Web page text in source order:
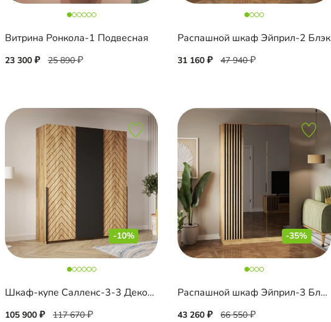
Витрина Ронкола-1 Подвесная
23 300 25 890
Распашной шкаф Эйприл-2 Блэк
31 160 47 940
-10%
Шкаф-купе Салленс-3-3 Декор 1
105 900 117 670
-35%
Распашной шкаф Эйприл-3 Блэк с зеркалом
43 260 66 550